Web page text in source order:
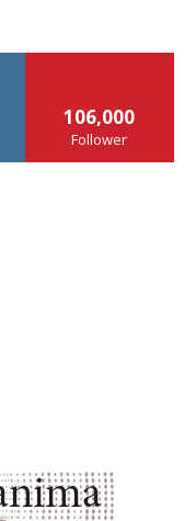
106,000
Follower